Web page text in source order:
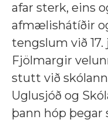
afar sterk, eins
afmælishátíðir
tengslum við
Fjölmargir
stutt við
Uglusjóð og
þann hóp þegar